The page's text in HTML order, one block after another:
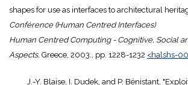
shapes for use as interfaces to architectural
Conférence (Human Centred Interfaces)
Human Centred Computing - Cognitive, Social
Aspects, Greece, 2003., pp. 1228-1232 <halshs-
J.-Y. Blaise, I. Dudek, and P. Bénistant,